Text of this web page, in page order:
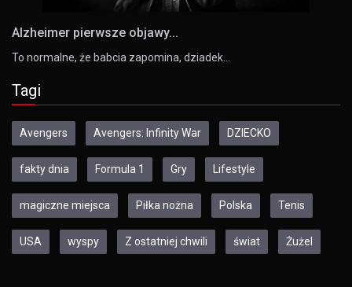
Alzheimer pierwsze objawy...
To normalne, że babcia zapomina, dziadek…
Tagi
Avengers Avengers: Infinity War DZIECKO
fakty dnia Formula 1 Gry Lifestyle
magiczne miejsca Piłka nożna Polska Tenis
USA wyspy Z ostatniej chwili świat Żużel